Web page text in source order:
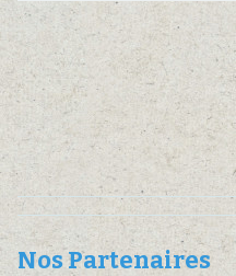
Nos Partenaires